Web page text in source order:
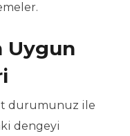
Uygun
durumunuz ile
dengeyi